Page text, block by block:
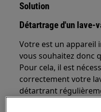
Solution
Détartrage d'un lave-
Votre est un appareil
vous souhaitez donc
Pour cela, il est
correctement votre
détartrant